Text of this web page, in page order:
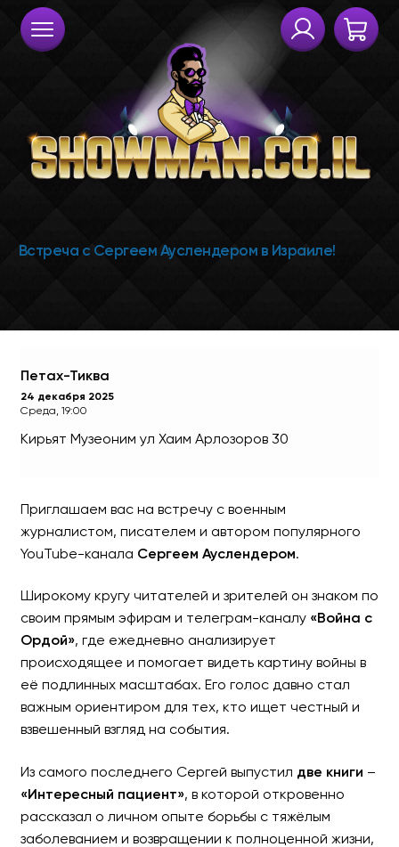
Встреча с Сергеем
Петах-Тиква
24 декабря 2025
Среда, 19:00
Кирьят Музеоним ул Хаим Арлозоров 30
Приглашаем вас на встречу с военным
журналистом, писателем и автором популярного
YouTube-канала Сергеем Ауслендером.
Широкому кругу читателей и зрителей он знаком по
своим прямым эфирам и телеграм-каналу «Война с
Ордой», где ежедневно анализирует
происходящее и помогает видеть картину войны в
её подлинных масштабах. Его голос давно стал
важным ориентиром для тех, кто ищет честный и
взвешенный взгляд на события.
Из самого последнего Сергей выпустил две книги –
«Интересный пациент», в которой откровенно
рассказал о личном опыте борьбы с тяжёлым
заболеванием и возвращении к полноценной жизни,